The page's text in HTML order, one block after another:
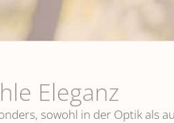
Eleganz
sowohl in der Optik als